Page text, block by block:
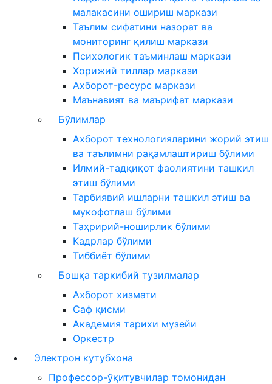
малакасини ошириш маркази
Таълим сифатини назорат ва
мониторинг қилиш маркази
Психологик таъминлаш маркази
Хорижий тиллар маркази
Ахборот-ресурс маркази
Маънавият ва маърифат маркази
Бўлимлар
Ахборот технологияларини жорий этиш
ва таълимни рақамлаштириш бўлими
Илмий-тадқиқот фаолиятини ташкил
этиш бўлими
Тарбиявий ишларни ташкил этиш ва
мукофотлаш бўлими
Таҳририй-ноширлик бўлими
Кадрлар бўлими
Тиббиёт бўлими
Бошқа таркибий тузилмалар
Ахборот хизмати
Саф қисми
Академия тарихи музейи
Оркестр
Электрон кутубхона
Профессор-ўқитувчилар томонидан